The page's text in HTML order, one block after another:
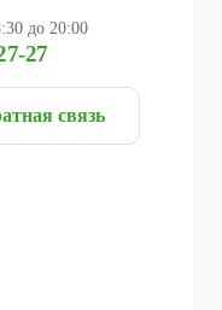
до 20:00
27
связь